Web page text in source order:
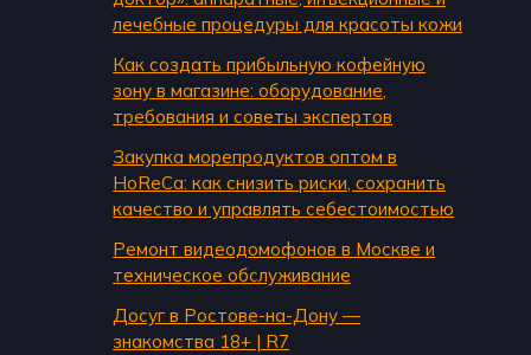
лечебные процедуры для красоты кожи
Как создать прибыльную кофейную
зону в магазине: оборудование,
требования и советы экспертов
Закупка морепродуктов оптом в
HoReCa: как снизить риски, сохранить
качество и управлять себестоимостью
Ремонт видеодомофонов в Москве и
техническое обслуживание
Досуг в Ростове-на-Дону —
знакомства 18+ | R7